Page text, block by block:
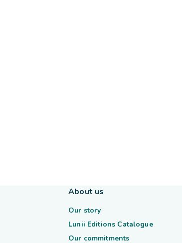
About us
Our story
Lunii Editions Catalogue
Our commitments